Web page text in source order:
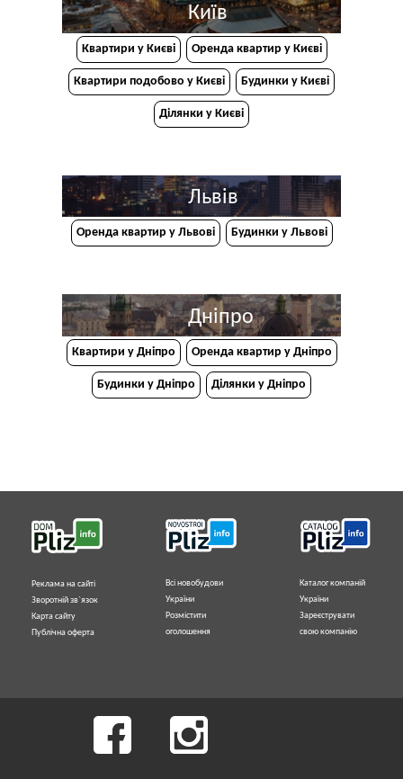
Київ
Квартири у Києві Оренда квартир у Києві
Квартири подобово у Києві Будинки у Києві
Ділянки у Києві
Львів
Оренда квартир у Львові Будинки у Львові
Дніпро
Квартири у Дніпрo Оренда квартир у Дніпро
Будинки у Дніпро Ділянки у Дніпро
Реклама на сайті
Зворотній зв`язок
Карта сайту
Публічна оферта
Всі новобудови
України
Розмістити
оголошення
Каталог компаній
України
Зареєструвати
свою компанію